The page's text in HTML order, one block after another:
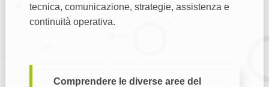
tecnica, comunicazione, strategie, assistenza e
continuità operativa.
Comprendere le diverse aree del